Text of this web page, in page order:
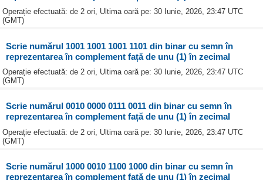
Operație efectuată: de 2 ori, Ultima oară pe: 30 Iunie, 2026, 23:47 UTC
(GMT)
Scrie numărul 1001 1001 1001 1101 din binar cu semn în
reprezentarea în complement față de unu (1) în zecimal
Operație efectuată: de 2 ori, Ultima oară pe: 30 Iunie, 2026, 23:47 UTC
(GMT)
Scrie numărul 0010 0000 0111 0011 din binar cu semn în
reprezentarea în complement față de unu (1) în zecimal
Operație efectuată: de 2 ori, Ultima oară pe: 30 Iunie, 2026, 23:47 UTC
(GMT)
Scrie numărul 1000 0010 1100 1000 din binar cu semn în
reprezentarea în complement față de unu (1) în zecimal